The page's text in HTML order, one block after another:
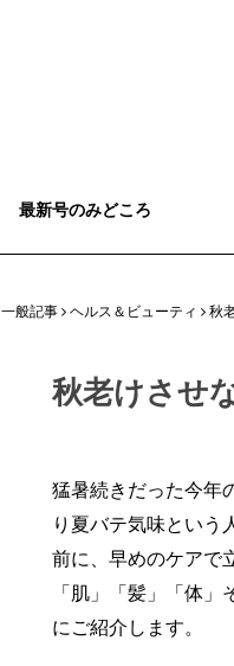
最新号のみどころ
一般記事 ヘルス＆ビューティ 秋
秋老けさせ
猛暑続きだった今年
り夏バテ気味という
前に、早めのケアで
「肌」「髪」「体
にご紹介します。